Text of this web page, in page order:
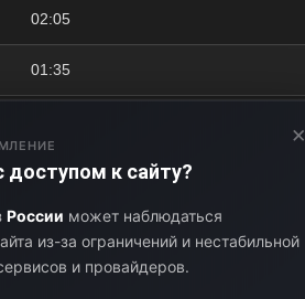
02:05
01:35
01:25
01:25
01:35
×
к сайту?
России может наблюдаться
из-за ограничений и нестабильной
и провайдеров.